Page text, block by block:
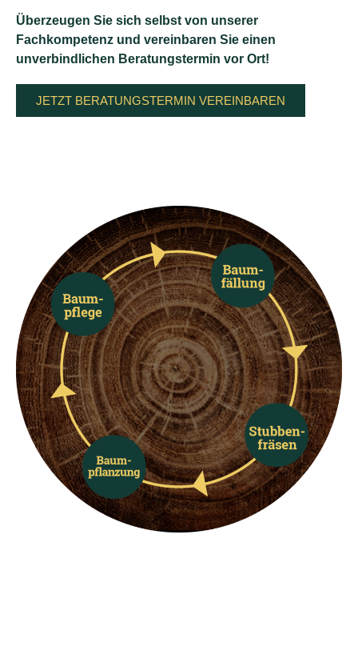
Überzeugen Sie sich selbst von unserer
Fachkompetenz und vereinbaren Sie einen
unverbindlichen Beratungstermin vor Ort!
JETZT BERATUNGSTERMIN VEREINBAREN